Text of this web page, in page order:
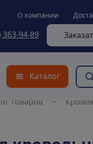
О компании
363-94-89
Каталог
товаров Кровля